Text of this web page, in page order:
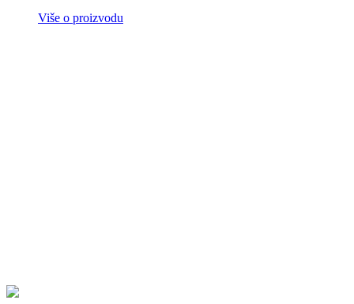
Više o proizvodu